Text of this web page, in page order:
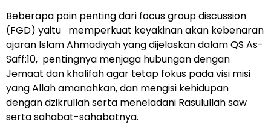
Beberapa poin penting dari focus group discussion
(FGD) yaitu memperkuat keyakinan akan kebenaran
ajaran Islam Ahmadiyah yang dijelaskan dalam QS As-
Saff:10, pentingnya menjaga hubungan dengan
Jemaat dan khalifah agar tetap fokus pada visi misi
yang Allah amanahkan, dan mengisi kehidupan
dengan dzikrullah serta meneladani Rasulullah saw
serta sahabat-sahabatnya.